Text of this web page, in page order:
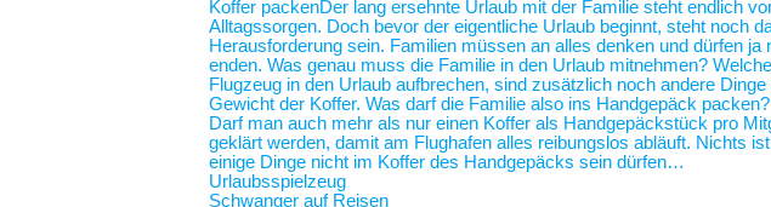
Koffer packenDer lang ersehnte Urlaub mit der Familie steht endlich
Alltagssorgen. Doch bevor der eigentliche Urlaub beginnt, steht noch
Herausforderung sein. Familien müssen an alles denken und dürfen
enden. Was genau muss die Familie in den Urlaub mitnehmen?
Flugzeug in den Urlaub aufbrechen, sind zusätzlich noch andere
Gewicht der Koffer. Was darf die Familie also ins Handgepäck
Darf man auch mehr als nur einen Koffer als Handgepäckstück pro
geklärt werden, damit am Flughafen alles reibungslos abläuft. Nichts
einige Dinge nicht im Koffer des Handgepäcks sein dürfen…
Urlaubsspielzeug
Schwanger auf Reisen